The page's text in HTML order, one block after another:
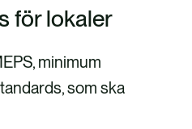
för lokaler
minimum
som ska